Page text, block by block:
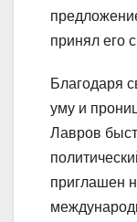
принял его
Благодаря
уму и
Лавров
приглашен